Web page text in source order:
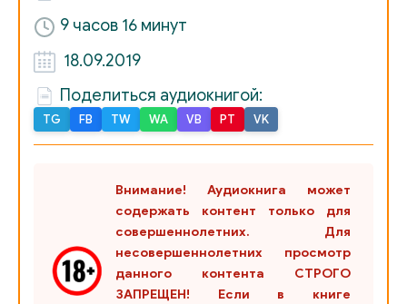
1_3_02
1_3_04
1_3_06
1_3_07
9 часов 16 минут
18.09.2019
Поделиться аудиокнигой:
TG FB TW WA VB PT VK
Внимание! Аудиокнига может
содержать контент только для
совершеннолетних. Для
несовершеннолетних просмотр
данного контента СТРОГО
ЗАПРЕЩЕН! Если в книге